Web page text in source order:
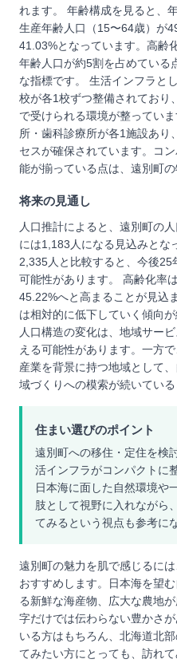
れます。 年齢構成を見ると、
生産年齢人口（15〜64歳）が
41.03%となっています。高齢
年齢人口が約5割を占めている
な指標です。 生活インフラと
校が各1校ずつ整備されており
で受けられる環境が整ってい
所・歯科診療所が各1施設あり
セスが確保されています。コ
能が揃っている点は、遠別町の
将来の見通し
人口推計によると、遠別町の
には1,183人になる見込みとな
2,335人と比較すると、今後25
可能性があります。 高齢化率
45.22%へと高まることが見込
は相対的に低下していく傾向
人口構造の変化は、地域サー
える可能性があります。一方
産業を背景に持つ地域として
域づくりへの模索が続いている
住まい選びのポイント
遠別町への移住・定住を検
活インフラがコンパクトに
日本海に面した自然環境や
肢として視野に入れながら
てみるという視点も参考に
遠別町の魅力を肌で感じるに
おすすめします。日本海を望
る新鮮な海産物、広大な農地
字だけでは伝わらない豊かさ
いる方はもちろん、北海道北
てみたい方にとっても、訪れ